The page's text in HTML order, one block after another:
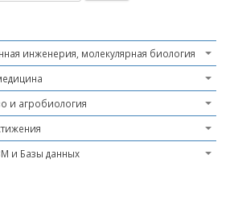
инженерия, молекулярная биология
и агробиология
и Базы данных